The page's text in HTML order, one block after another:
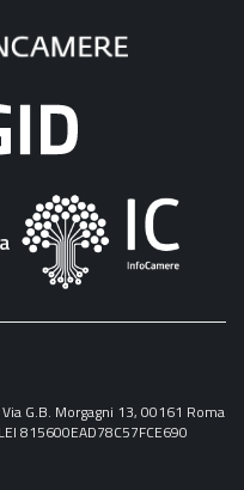
G.B. Morgagni 13, 00161 Roma
815600EAD78C57FCE690